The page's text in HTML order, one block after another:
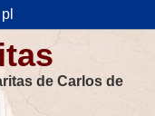
pl
de Carlos de